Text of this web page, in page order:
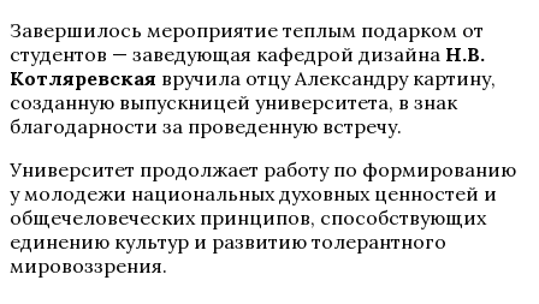
Завершилось мероприятие теплым подарком от
студентов — заведующая кафедрой дизайна Н.В.
Котляревская вручила отцу Александру картину,
созданную выпускницей университета, в знак
благодарности за проведенную встречу.
Университет продолжает работу по формированию
у молодежи национальных духовных ценностей и
общечеловеческих принципов, способствующих
единению культур и развитию толерантного
мировоззрения.